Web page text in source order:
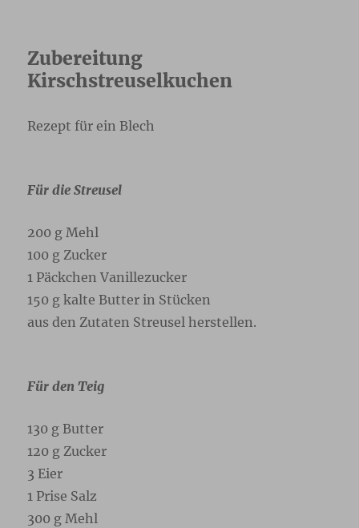
Zubereitung
Kirschstreuselkuchen
Rezept für ein Blech
Für die Streusel
200 g Mehl
100 g Zucker
1 Päckchen Vanillezucker
150 g kalte Butter in Stücken
aus den Zutaten Streusel herstellen.
Für den Teig
130 g Butter
120 g Zucker
3 Eier
1 Prise Salz
300 g Mehl